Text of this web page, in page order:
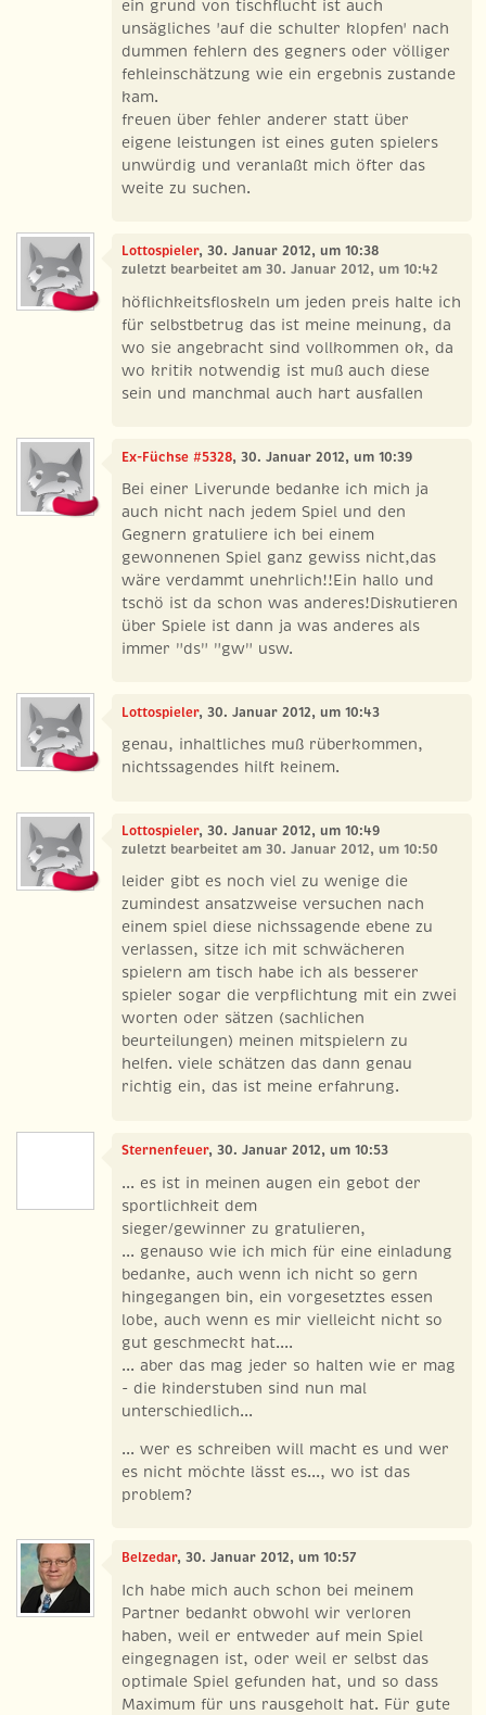
ein grund von tischflucht ist auch
unsägliches 'auf die schulter klopfen' nach
dummen fehlern des gegners oder völliger
fehleinschätzung wie ein ergebnis zustande
kam.
freuen über fehler anderer statt über
eigene leistungen ist eines guten spielers
unwürdig und veranlaßt mich öfter das
weite zu suchen.
Lottospieler, 30. Januar 2012, um 10:38
zuletzt bearbeitet am 30. Januar 2012, um 10:42
höflichkeitsfloskeln um jeden preis halte ich
für selbstbetrug das ist meine meinung, da
wo sie angebracht sind vollkommen ok, da
wo kritik notwendig ist muß auch diese
sein und manchmal auch hart ausfallen
Ex-Füchse #5328, 30. Januar 2012, um 10:39
Bei einer Liverunde bedanke ich mich ja
auch nicht nach jedem Spiel und den
Gegnern gratuliere ich bei einem
gewonnenen Spiel ganz gewiss nicht,das
wäre verdammt unehrlich!!Ein hallo und
tschö ist da schon was anderes!Diskutieren
über Spiele ist dann ja was anderes als
immer "ds" "gw" usw.
Lottospieler, 30. Januar 2012, um 10:43
genau, inhaltliches muß rüberkommen,
nichtssagendes hilft keinem.
Lottospieler, 30. Januar 2012, um 10:49
zuletzt bearbeitet am 30. Januar 2012, um 10:50
leider gibt es noch viel zu wenige die
zumindest ansatzweise versuchen nach
einem spiel diese nichssagende ebene zu
verlassen, sitze ich mit schwächeren
spielern am tisch habe ich als besserer
spieler sogar die verpflichtung mit ein zwei
worten oder sätzen (sachlichen
beurteilungen) meinen mitspielern zu
helfen. viele schätzen das dann genau
richtig ein, das ist meine erfahrung.
Sternenfeuer, 30. Januar 2012, um 10:53
... es ist in meinen augen ein gebot der
sportlichkeit dem
sieger/gewinner zu gratulieren,
... genauso wie ich mich für eine einladung
bedanke, auch wenn ich nicht so gern
hingegangen bin, ein vorgesetztes essen
lobe, auch wenn es mir vielleicht nicht so
gut geschmeckt hat....
... aber das mag jeder so halten wie er mag
- die kinderstuben sind nun mal
unterschiedlich...
... wer es schreiben will macht es und wer
es nicht möchte lässt es..., wo ist das
problem?
Belzedar, 30. Januar 2012, um 10:57
Ich habe mich auch schon bei meinem
Partner bedankt obwohl wir verloren
haben, weil er entweder auf mein Spiel
eingegnagen ist, oder weil er selbst das
optimale Spiel gefunden hat, und so dass
Maximum für uns rausgeholt hat. Für gute